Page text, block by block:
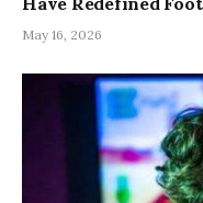
May 16, 2026